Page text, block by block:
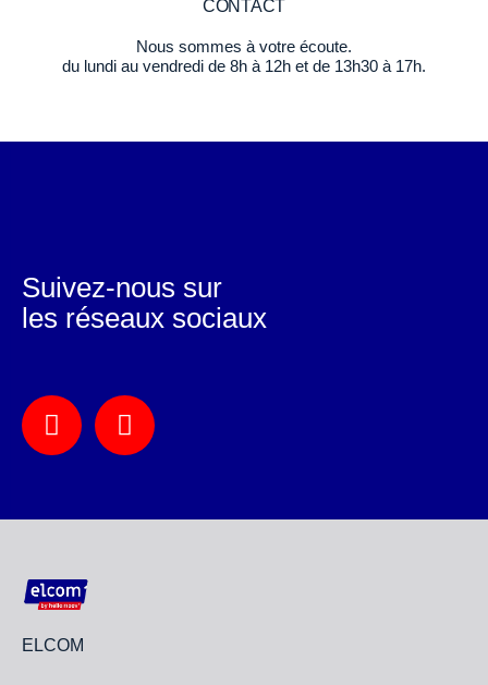
CONTACT
Nous sommes à votre écoute.
du lundi au vendredi de 8h à 12h et de 13h30 à 17h.
ELCOM
Suivez-nous sur
les réseaux sociaux